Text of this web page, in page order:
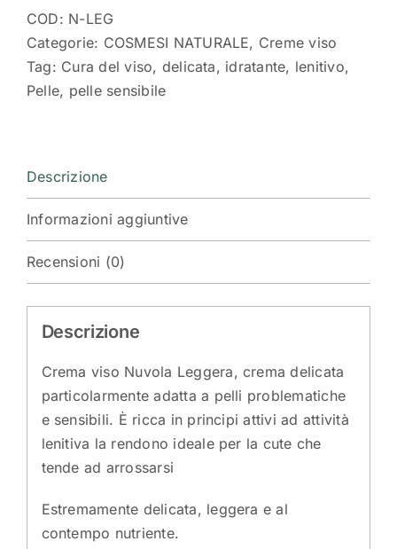
Leggera,
pelle
delicata
quantità
COD: N-LEG
Categorie: COSMESI NATURALE, Creme viso
Tag: Cura del viso, delicata, idratante, lenitivo,
Pelle, pelle sensibile
Descrizione
Informazioni aggiuntive
Recensioni (0)
Descrizione
Crema viso Nuvola Leggera, crema delicata
particolarmente adatta a pelli problematiche
e sensibili. È ricca in principi attivi ad attività
lenitiva la rendono ideale per la cute che
tende ad arrossarsi
Estremamente delicata, leggera e al
contempo nutriente.